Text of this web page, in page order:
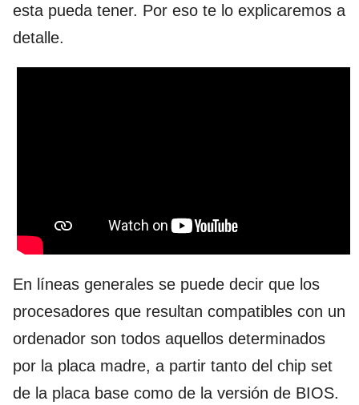
esta pueda tener. Por eso te lo explicaremos a
detalle.
En líneas generales se puede decir que los
procesadores que resultan compatibles con un
ordenador son todos aquellos determinados
por la placa madre, a partir tanto del chip set
de la placa base como de la versión de BIOS.